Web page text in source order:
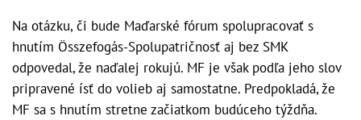
Na otázku, či bude Maďarské fórum spolupracovať s
hnutím Összefogás-Spolupatričnosť aj bez SMK
odpovedal, že naďalej rokujú. MF je však podľa jeho slov
pripravené ísť do volieb aj samostatne. Predpokladá, že
MF sa s hnutím stretne začiatkom budúceho týždňa.